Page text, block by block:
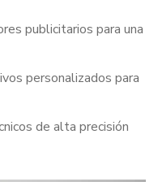
publicitarios para una
personalizados para
de alta precisión